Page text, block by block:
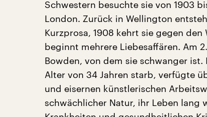
Schwestern besuchte sie von 1903
London. Zurück in Wellington
Kurzprosa, 1908 kehrt sie gegen
beginnt mehrere Liebesaffären. Am
Bowden, von dem sie schwanger
Alter von 34 Jahren starb, verfügte
und eisernen künstlerischen
schwächlicher Natur, ihr Leben lang